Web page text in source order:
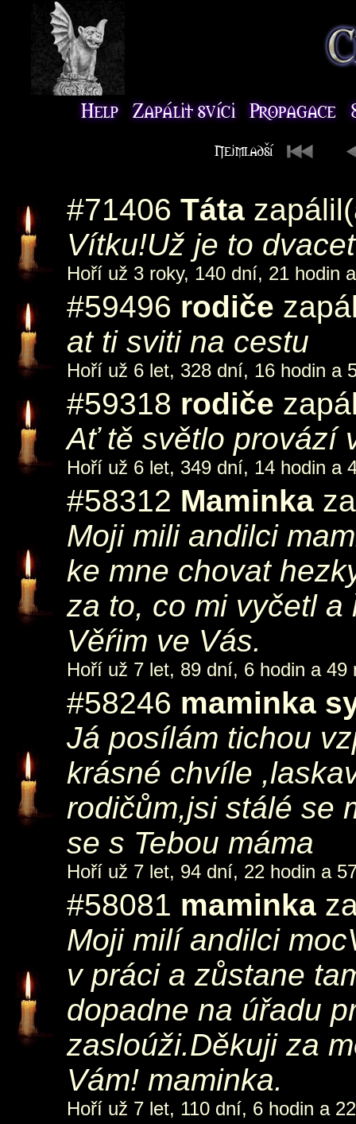
#71406 Táta
Vítku!Už je to
Hoří už 3 roky, 140 dní, 21 hodin
#59496 rodiče
at ti sviti na cestu
Hoří už 6 let, 328 dní, 16 hodin a
#59318 rodiče
Ať tě světlo provází
Hoří už 6 let, 349 dní, 14 hodin a
#58312 Maminka
Moji mili andilci
ke mne chovat
za to, co mi vyčetl
Věŕim ve Vás.
Hoří už 7 let, 89 dní, 6 hodin a 49
#58246 maminka
Já posílám tichou
krásné chvíle
rodičům,jsi stálé se
se s Tebou máma
Hoří už 7 let, 94 dní, 22 hodin a
#58081 maminka
Moji milí andilci
v práci a zůstane
dopadne na úřadu
zasloúži.Děkuji za
Vám! maminka.
Hoří už 7 let, 110 dní, 6 hodin a